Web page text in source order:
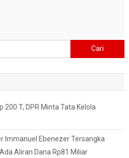
untuk:
200 T, DPR Minta Tata Kelola
Immanuel Ebenezer Tersangka
Aliran Dana Rp81 Miliar